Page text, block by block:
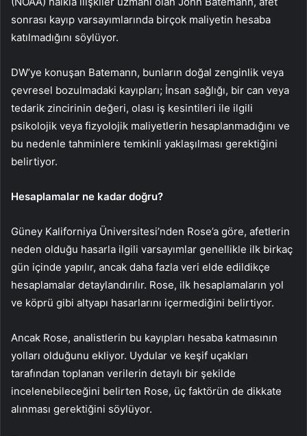
sonrası kayıp varsayımlarında birçok maliyetin hesaba
katılmadığını söylüyor.
DW’ye konuşan Batemann, bunların doğal zenginlik veya
çevresel bozulmadaki kayıpları; İnsan sağlığı, bir can veya
tedarik zincirinin değeri, olası iş kesintileri ile ilgili
psikolojik veya fizyolojik maliyetlerin hesaplanmadığını ve
bu nedenle tahminlere temkinli yaklaşılması gerektiğini
belirtiyor.
Hesaplamalar ne kadar doğru?
Güney Kaliforniya Üniversitesi’nden Rose’a göre, afetlerin
neden olduğu hasarla ilgili varsayımlar genellikle ilk birkaç
gün içinde yapılır, ancak daha fazla veri elde edildikçe
hesaplamalar detaylandırılır. Rose, ilk hesaplamaların yol
ve köprü gibi altyapı hasarlarını içermediğini belirtiyor.
Ancak Rose, analistlerin bu kayıpları hesaba katmasının
yolları olduğunu ekliyor. Uydular ve keşif uçakları
tarafından toplanan verilerin detaylı bir şekilde
incelenebileceğini belirten Rose, üç faktörün de dikkate
alınması gerektiğini söylüyor.